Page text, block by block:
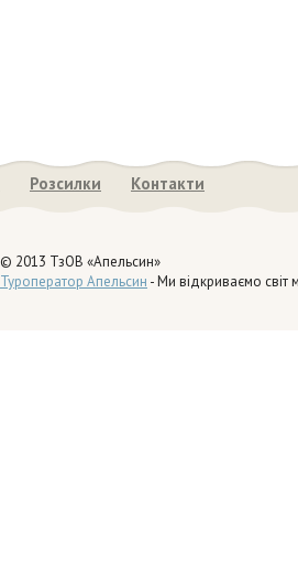
Розсилки Контакти
© 2013 ТзОВ «Апельсин»
Туроператор Апельсин - Ми відкриваємо світ